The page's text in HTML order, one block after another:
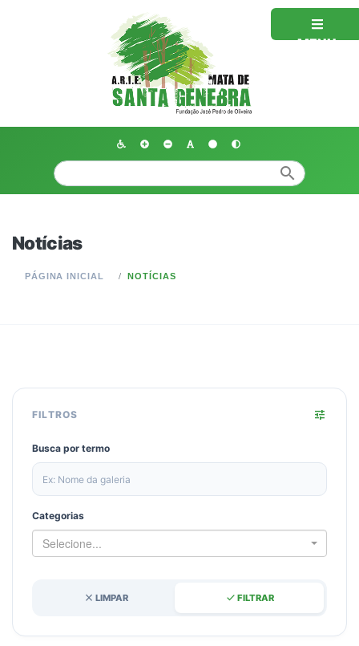
MENU
search
Notícias
PÁGINA INICIAL NOTÍCIAS
FILTROS tune
Busca por termo
Categorias
Selecione...
close LIMPAR done FILTRAR